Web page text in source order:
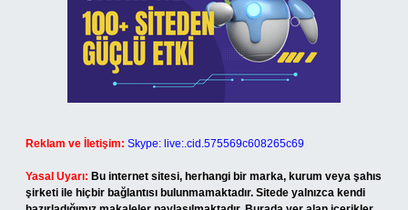
Reklam ve İletişim: Skype: live:.cid.575569c608265c69
Yasal Uyarı: Bu internet sitesi, herhangi bir marka, kurum veya şahıs
şirketi ile hiçbir bağlantısı bulunmamaktadır. Sitede yalnızca kendi